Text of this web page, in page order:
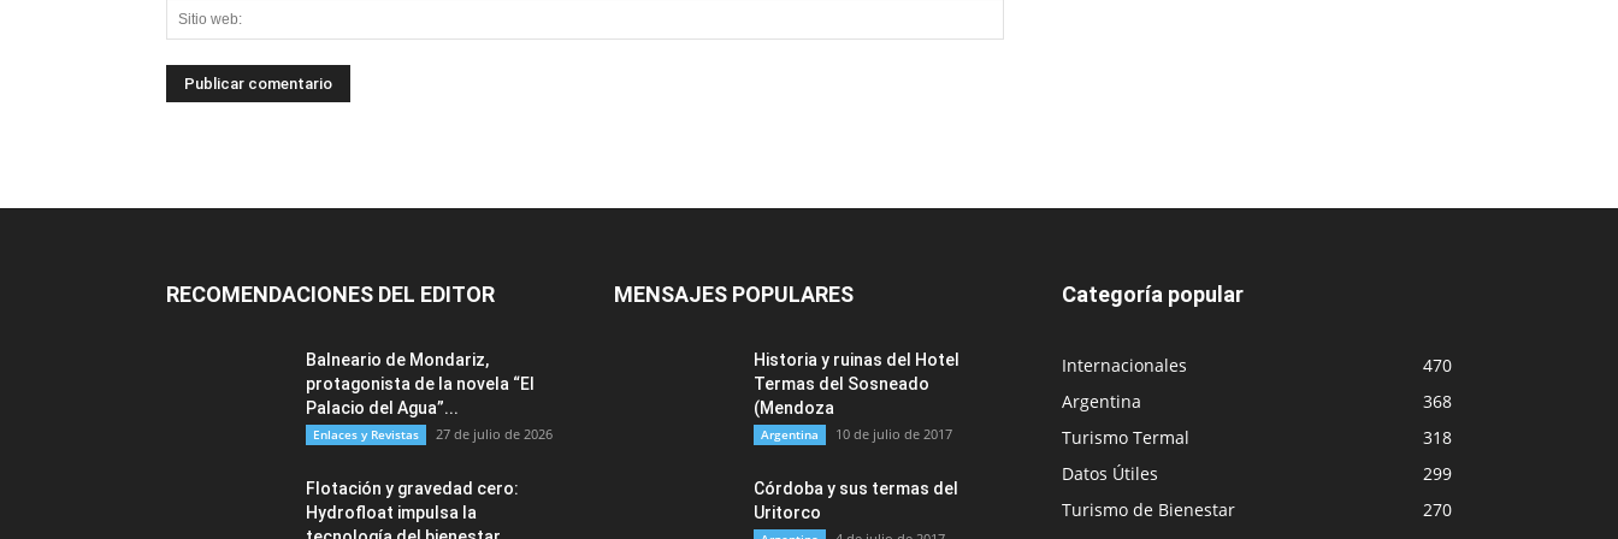
RECOMENDACIONES DEL EDITOR
Balneario de Mondariz,
protagonista de la novela “El
Palacio del Agua”...
Enlaces y Revistas 27 de julio de 2026
Flotación y gravedad cero:
Hydrofloat impulsa la
MENSAJES POPULARES
Historia y ruinas del Hotel
Termas del Sosneado
(Mendoza
Argentina 10 de julio de 2017
Córdoba y sus termas del
Uritorco
Categoría popular
Internacionales
470
Argentina
368
Turismo Termal
318
Datos Útiles
299
Turismo de Bienestar
270